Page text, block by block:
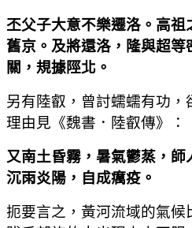
丕父子大意不樂遷洛。高祖
舊京。及將還洛，隆與超等
關，規據陘北。
另有陸叡，曾討蠕蠕有功，
理由見《魏書．陸叡傳》：
又南土昏霧，暑氣鬱蒸，師
沉雨炎陽，自成癘疫。
扼要言之，黃河流域的氣候